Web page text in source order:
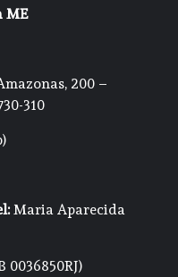
ME
200 –
310
Maria Aparecida
0036850RJ)